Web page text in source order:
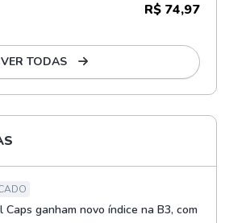
R$ 74,97
VER TODAS
Caps ganham novo índice na B3, com